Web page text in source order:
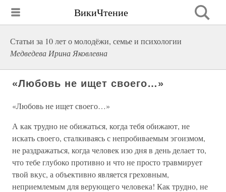
ВикиЧтение
Статьи за 10 лет о молодёжи, семье и психологии
Медведева Ирина Яковлевна
«Любовь не ищет своего…»
«Любовь не ищет своего…»
А как трудно не обижаться, когда тебя обижают, не
искать своего, сталкиваясь с непробиваемым эгоизмом,
не раздражаться, когда человек изо дня в день делает то,
что тебе глубоко противно и что не просто травмирует
твой вкус, а объективно является греховным,
неприемлемым для верующего человека! Как трудно, не